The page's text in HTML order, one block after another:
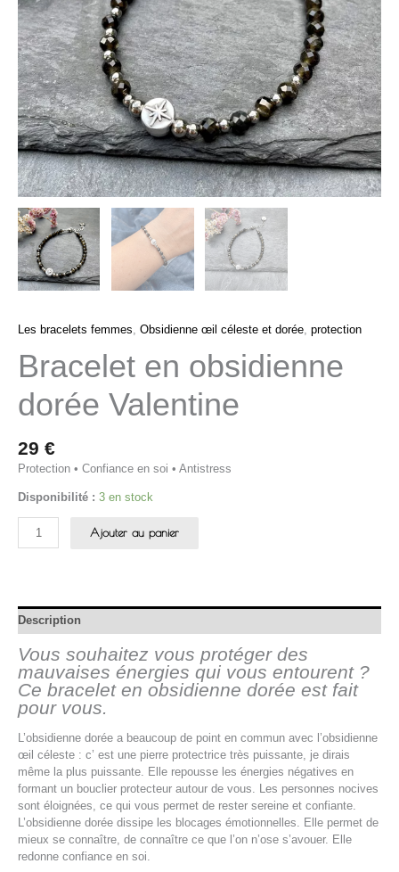
Les bracelets femmes, Obsidienne œil céleste et dorée, protection
Bracelet en obsidienne
dorée Valentine
29 €
Protection • Confiance en soi • Antistress
Disponibilité : 3 en stock
Ajouter au panier
Description
Vous souhaitez vous protéger des
mauvaises énergies qui vous entourent ?
Ce bracelet en obsidienne dorée est fait
pour vous.
L’obsidienne dorée a beaucoup de point en commun avec l’obsidienne
œil céleste : c’ est une pierre protectrice très puissante, je dirais
même la plus puissante. Elle repousse les énergies négatives en
formant un bouclier protecteur autour de vous. Les personnes nocives
sont éloignées, ce qui vous permet de rester sereine et confiante.
L’obsidienne dorée dissipe les blocages émotionnelles. Elle permet de
mieux se connaître, de connaître ce que l’on n’ose s’avouer. Elle
redonne confiance en soi.